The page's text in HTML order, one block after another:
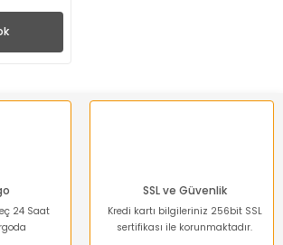
24 Saat
SSL ve Güvenlik
Kredi kartı bilgileriniz 256bit SSL
sertifikası ile korunmaktadır.